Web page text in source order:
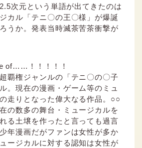
次元という単語が出てきたのは
カル「テニ〇の王〇様」が爆誕
うか。発表当時滅茶苦茶衝撃が
of……！！！！！
覇権ジャンルの「テニ〇の〇子
。現在の漫画・ゲーム等のミュ
走りとなった偉大なる作品。○○
の数多の舞台・ミュージカルを
る土壌を作ったと言っても過言
年漫画だがファンは女性が多か
ージカルに対する認知は女性が
pt
元
するにはログイン・会員登録が必要です